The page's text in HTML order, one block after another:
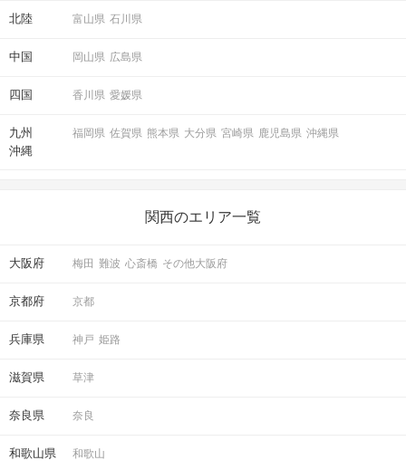
さっそく花火スタート☆
お話ししながらお楽しみください！
※花火準備はスタッフが行います。
北陸 富山県 石川県
中国 岡山県 広島県
四国 香川県 愛媛県
九州
沖縄
福岡県 佐賀県 熊本県 大分県 宮崎県 鹿児島県 沖縄県
関西のエリア一覧
大阪府 梅田 難波 心斎橋 その他大阪府
京都府 京都
兵庫県 神戸 姫路
滋賀県 草津
奈良県 奈良
和歌山県 和歌山